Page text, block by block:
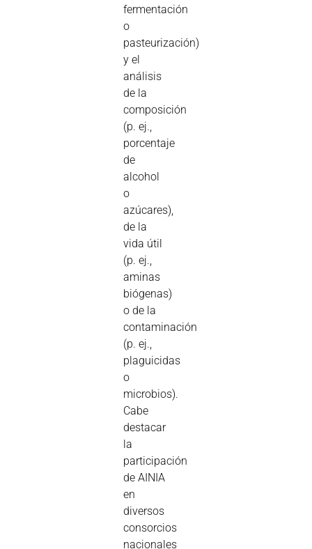
fermentación
o
pasteurización)
y el
análisis
de la
composición
(p. ej.,
porcentaje
de
alcohol
o
azúcares),
de la
vida útil
(p. ej.,
aminas
biógenas)
o de la
contaminación
(p. ej.,
plaguicidas
o
microbios).
Cabe
destacar
la
participación
de AINIA
en
diversos
consorcios
nacionales